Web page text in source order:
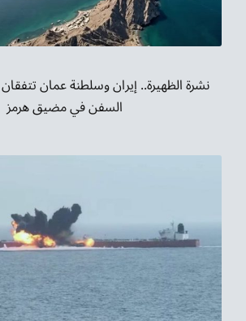
نشرة الظهيرة.. إيران وسلطنة عمان
السفن في مضيق هرمز